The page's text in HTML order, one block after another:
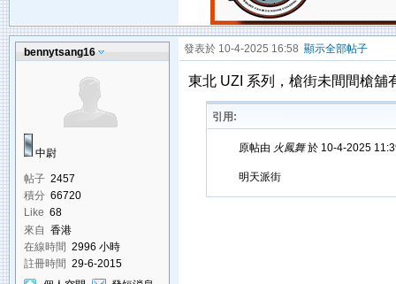
bennytsang16
中尉
帖子 2457
積分 66720
Like 68
來自 香港
在線時間 2996 小時
註冊時間 29-6-2015
發表於 10-4-2025 16:58 顯示全部帖子
東北 UZI 系列，槍街未間間槍舖
引用:
原帖由 火鳳舞於 10-4-2025
明天派街